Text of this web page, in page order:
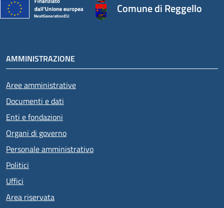
Comune di Reggello
AMMINISTRAZIONE
Aree amministrative
Documenti e dati
Enti e fondazioni
Organi di governo
Personale amministrativo
Politici
Uffici
Area riservata